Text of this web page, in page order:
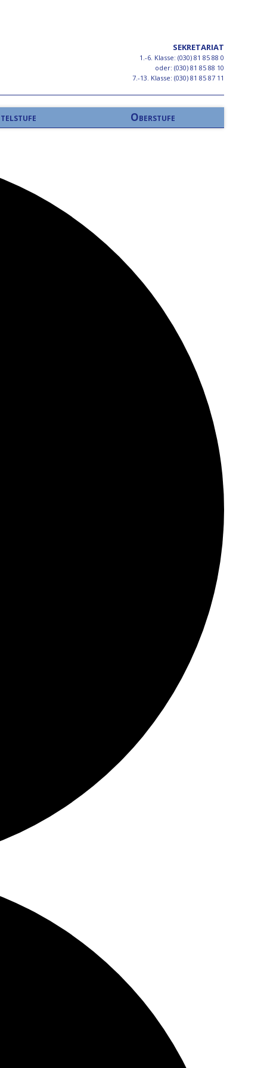
SEKRETARIAT
1.-6. Klasse: (030) 81 85 88 0
oder: (030) 81 85 88 10
7.-13. Klasse: (030) 81 85 87 11
Oberstufe